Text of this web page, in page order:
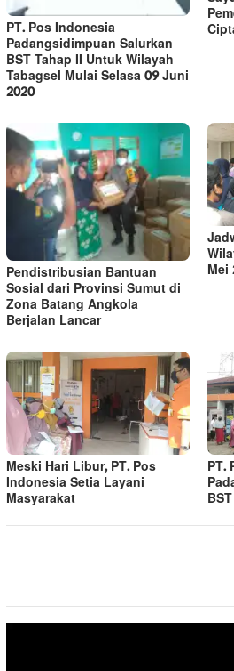
PT. Pos Indonesia
Padangsidimpuan Salurkan
BST Tahap II Untuk Wilayah
Tabagsel Mulai Selasa 09 Juni
2020
Pendistribusian Bantuan
Sosial dari Provinsi Sumut di
Zona Batang Angkola
Berjalan Lancar
Mei
Meski Hari Libur, PT. Pos
Indonesia Setia Layani
Masyarakat
PT.